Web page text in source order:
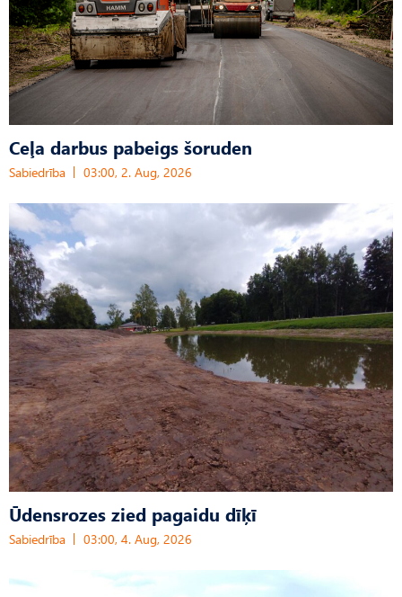
Ceļa darbus pabeigs šoruden
Sabiedrība 03:00, 2. Aug, 2026
Ūdensrozes zied pagaidu dīķī
Sabiedrība 03:00, 4. Aug, 2026